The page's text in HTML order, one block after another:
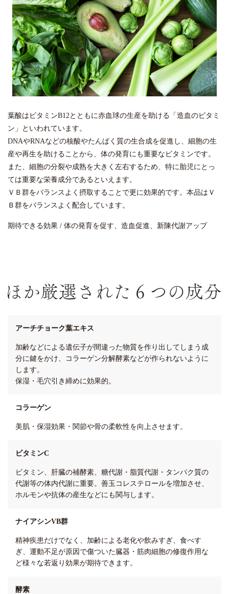
葉酸はビタミンB12とともに赤血球の生産を助ける「造血のビタミ
ン」といわれています。
DNAやRNAなどの核酸やたんぱく質の生合成を促進し、細胞の生
産や再生を助けることから、体の発育にも重要なビタミンです。
また、細胞の分裂や成熟を大きく左右するため、特に胎児にとっ
ては重要な栄養成分であるといえます。
ＶＢ群をバランスよく摂取することで更に効果的です。本品はＶ
Ｂ群をバランスよく配合しています。
期待できる効果 / 体の発育を促す、造血促進、新陳代謝アップ
アーチチョーク葉エキス
加齢などによる遺伝子が間違った物質を作り出してしまう成
分に鍵をかけ、コラーゲン分解酵素などが作られないように
します。
保湿・毛穴引き締めに効果的。
コラーゲン
美肌・保湿効果・関節や骨の柔軟性を向上させます。
ビタミンC
ビタミン、肝臓の補酵素、糖代謝・脂質代謝・タンパク質の
代謝等の体内代謝に重要。善玉コレステロールを増加させ、
ホルモンや抗体の産生などにも関与します。
ナイアシンVB群
精神疾患だけでなく、加齢による老化や飲みすぎ、食べす
ぎ、運動不足が原因で傷ついた臓器・筋肉細胞の修復作用な
ど様々な若返り効果が期待できます。
酵素